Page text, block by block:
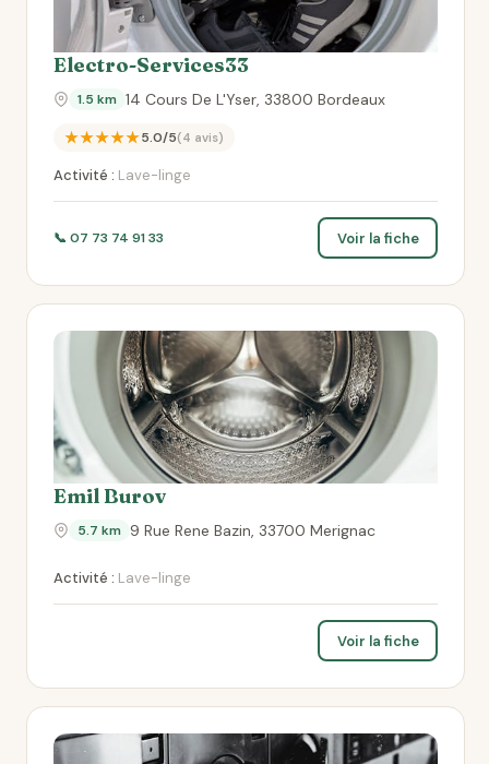
Electro-Services33
1.5 km 14 Cours De L'Yser, 33800 Bordeaux
★★★★★5.0/5(4 avis)
Activité : Lave-linge
📞 07 73 74 91 33 Voir la fiche
Emil Burov
5.7 km 9 Rue Rene Bazin, 33700 Merignac
Activité : Lave-linge
Voir la fiche